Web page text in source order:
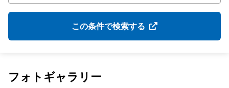
この条件で検索する
フォトギャラリー